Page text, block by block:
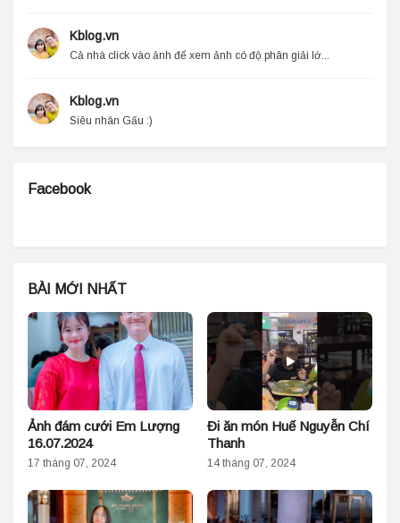
Kblog.vn
Cả nhà click vào ảnh để xem ảnh có độ phân giải lớ...
Kblog.vn
Siêu nhân Gấu :)
Facebook
BÀI MỚI NHẤT
Ảnh đám cưới Em Lượng
16.07.2024
17 tháng 07, 2024
Đi ăn món Huế Nguyễn Chí
Thanh
14 tháng 07, 2024